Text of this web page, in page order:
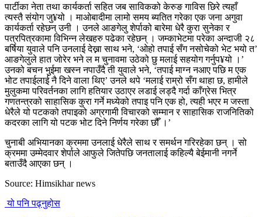
पार्टीका नेता तथा कार्यकर्ता सहित जब साविकको केरुङ गाविस छिरे त्यहाँ
त्यस्तै संयोग जु¥यो । माओबादीमा लामो समय ब्यतित गरेका एक जना अगुवा
कार्यकर्ता रहेछन् उनी । उनले आङगेलु शेर्पाको बारेमा धेरै कुरा सुनेका र
पत्रपित्रकामा विभिन्न लेखहरु पढेका रहेछन् । जम्काभेटमा परेका अन्दाजी २८
बर्षिया युवाले पनि उनलाई देख्ना साथ भने, ‘ओहो तपाई सँग नसोचेको भेट भयो त’
आङगेलुले हात जोरेर भने ल म चुनावमा उठेको छु मलाई सहयोग गर्नुप¥यो ।’
उनको बचन भुईमा खस्न नपाउँदै ती युवाले भने, ‘तपाई माग्न नआए पछि म एक
भोट तपाईलाई नै दिने वाला थिए’ उनले थपे ‘मलाई राम्रो सँग थाहा छ, हामीले
मुलुकमा परिवर्तनका लागि हतियार उठाएर लडाई लड्दै गर्दा काँग्रेस भित्र
गणतन्त्रको साहासिक कुरा गर्ने मध्येको तपाइ पनि एक हो, त्यही भएर म जस्ता
धेरैले यो पटकको तपाइको अग्रगामी विचारको सम्मान र साहासिक राजनितिको
कदरका लागि यो पटक भोट दिने निर्णय गरेका छौँ ।’
चुनाबी अभियानका क्रममा उनलाई धेरैले साथ र समर्थन गरिरहेका छन् । सो
क्रममा उम्मेदवार शेर्पाले आफुले जितेपछि जनतालाई कहिल्यै बेईमानी नगर्ने
बताउँदै आएका छन् ।
Source: Himsikhar news
यो पनि पढ्नुहोस